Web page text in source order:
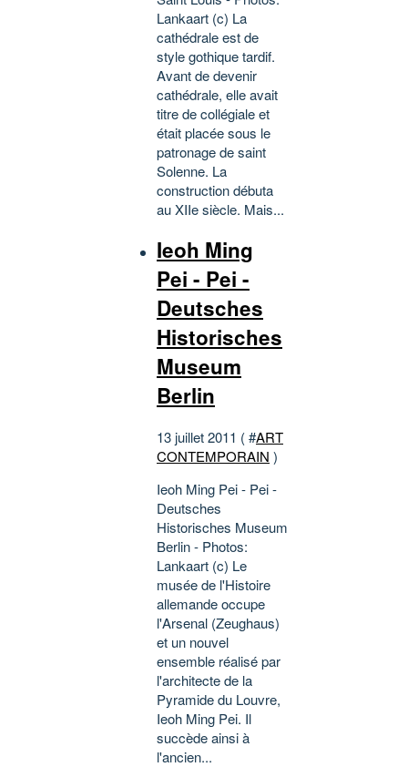
Lankaart (c) La
cathédrale est de
style gothique tardif.
Avant de devenir
cathédrale, elle avait
titre de collégiale et
était placée sous le
patronage de saint
Solenne. La
construction débuta
au XIIe siècle. Mais...
Ieoh Ming
Pei - Pei -
Deutsches
Historisches
Museum
Berlin
13 juillet 2011 ( #ART
CONTEMPORAIN )
Ieoh Ming Pei - Pei -
Deutsches
Historisches Museum
Berlin - Photos:
Lankaart (c) Le
musée de l'Histoire
allemande occupe
l'Arsenal (Zeughaus)
et un nouvel
ensemble réalisé par
l'architecte de la
Pyramide du Louvre,
Ieoh Ming Pei. Il
succède ainsi à
l'ancien...